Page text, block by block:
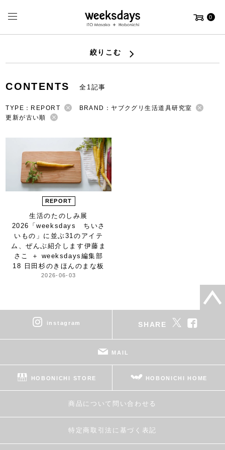
0
絞りこむ
CONTENTS 全1記事
TYPE：REPORT
BRAND：ヤブクグリ生活道具研究室
更新が古い順
REPORT
生活のたのしみ展
2026 「weeksdays ちいさ
いもの」 に並ぶ31のアイテ
ム、ぜんぶ紹介します 伊藤ま
さこ ＋ weeksdays編集部
18 日田杉のきほんのまな板
2026-06-03
instagram SHARE
MAIL
HOBONICHI STORE HOBONICHI HOME
商品について問い合わせる
特定商取引法に基づく表記